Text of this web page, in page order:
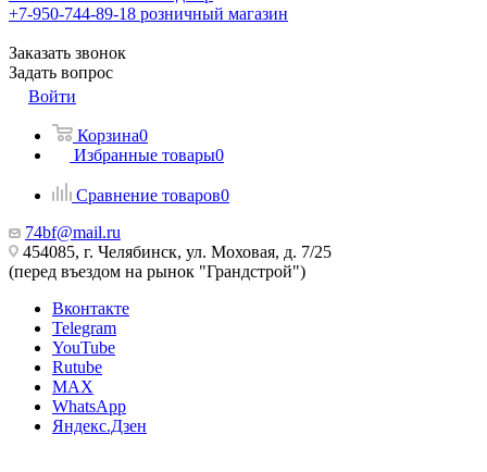
+7-950-744-89-18 розничный магазин
Заказать звонок
Задать вопрос
Войти
Корзина0
Избранные товары0
Сравнение товаров0
74bf@mail.ru
454085, г. Челябинск, ул. Моховая, д. 7/25
(перед въездом на рынок "Грандстрой")
Вконтакте
Telegram
YouTube
Rutube
MAX
WhatsApp
Яндекс.Дзен